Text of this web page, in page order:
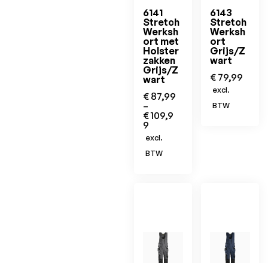
6141
Stretch
Werksh
ort met
Holster
zakken
Grijs/Z
wart
€ 87,99
–
€109,9
9
excl.
BTW
6143
Stretch
Werksh
ort
Grijs/Z
wart
€ 79,99
excl.
BTW